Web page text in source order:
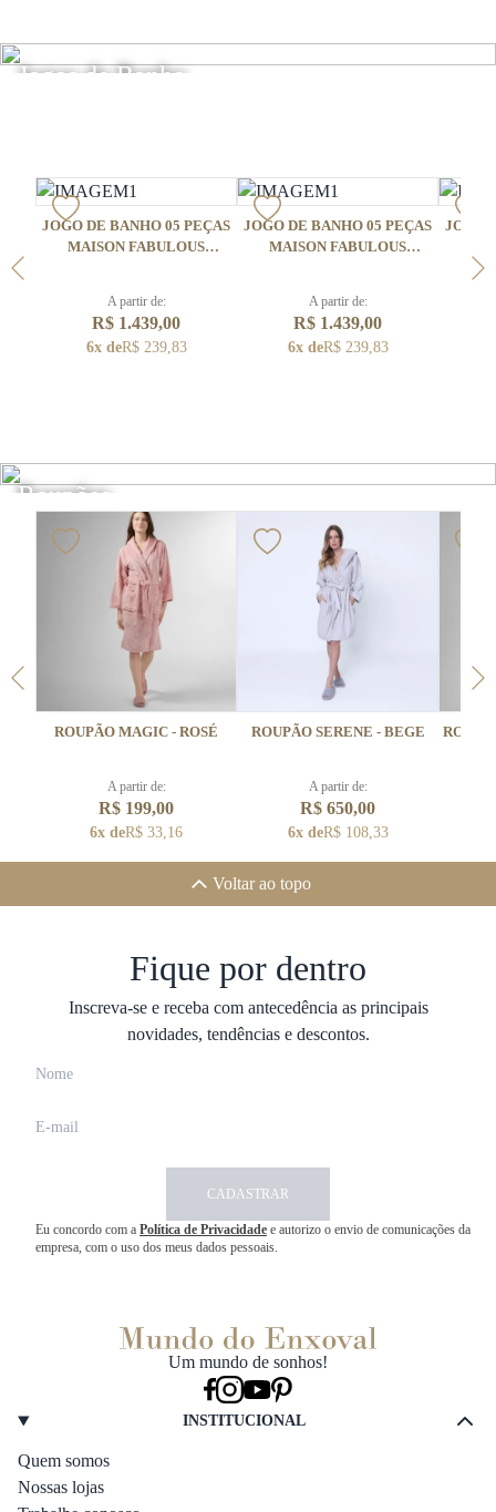
Jogos de Banho
JOGO DE BANHO 05 PEÇAS
MAISON FABULOUS
A partir de:
R$ 1.439,00
6x deR$ 239,83
JOGO DE BANHO 05 PEÇAS
MAISON FABULOUS
A partir de:
R$ 1.439,00
6x deR$ 239,83
JOGO
ROUPÃO MAGIC - ROSÉ
A partir de:
R$ 199,00
6x deR$ 33,16
ROUPÃO SERENE - BEGE
A partir de:
R$ 650,00
6x deR$ 108,33
Roupões
Voltar ao topo
Fique por dentro
Inscreva-se e receba com antecedência as principais
novidades, tendências e descontos.
CADASTRAR
Eu concordo com a Política de Privacidade e autorizo o envio de comunicações da
empresa, com o uso dos meus dados pessoais.
Um mundo de sonhos!
INSTITUCIONAL
Quem somos
Nossas lojas